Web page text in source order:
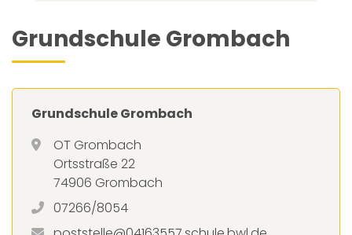
Grundschule Grombach
Grundschule Grombach
OT Grombach
Ortsstraße 22
74906 Grombach
07266/8054